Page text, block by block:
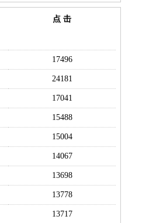
点 击
17496
24181
17041
15488
15004
14067
13698
13778
13717